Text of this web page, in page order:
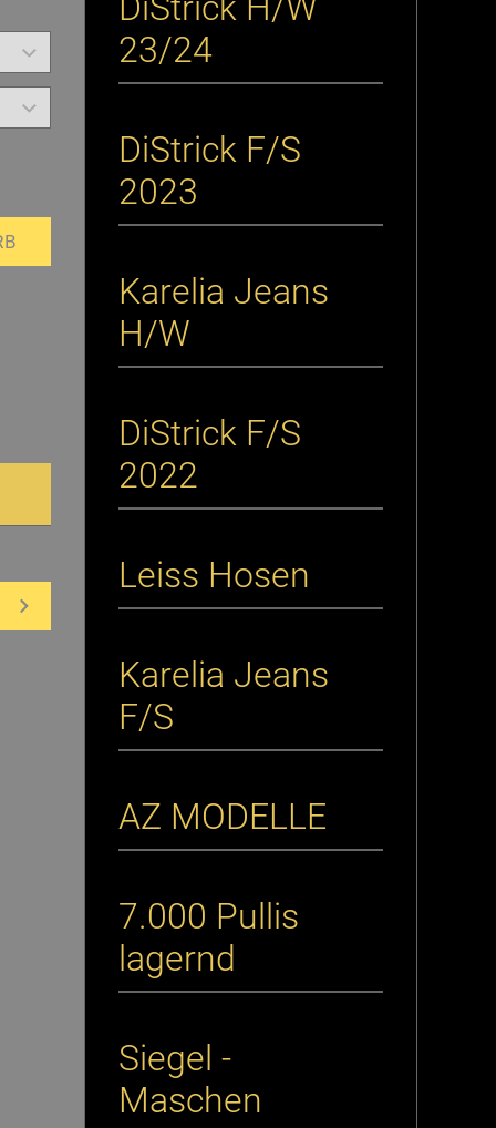
23/24
DiStrick F/S
2023
Karelia Jeans
H/W
DiStrick F/S
2022
Leiss Hosen
Karelia Jeans
F/S
AZ MODELLE
7.000 Pullis
lagernd
Siegel -
Maschen